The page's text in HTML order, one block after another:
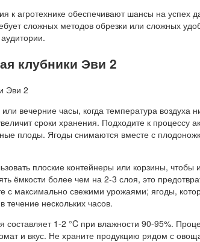
к агротехнике обеспечивают шансы на успех
сложных методов обрезки или сложных
клубники Эви 2
вечерние часы, когда температура воздуха
сроки хранения. Подходите к процессу
плоды. Ягоды снимаются вместе с
плоские контейнеры или корзины, чтобы
ёмкости более чем на 2-3 слоя, это
с максимально свежими урожаями; ягоды,
нескольких часов.
1-2 °C при влажности 90-95%.
и вкус. Не храните продукцию рядом с